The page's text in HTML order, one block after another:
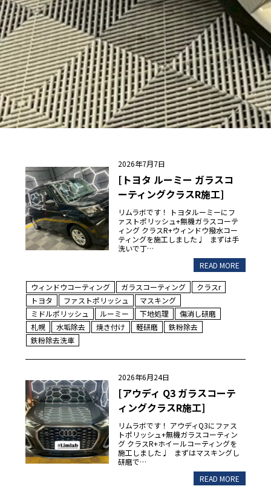
2026年7月7日
[トヨタ ルーミー ガラスコ
ーティングクラスR施工]
リムラボです！ トヨタルーミーにフ
ァストポリッシュ+無機ガラスコーテ
ィング クラスR+ウィンドウ撥水コー
ティングを施工しました♩ まずは手
洗いで丁…
READ MORE
ウィンドウコーティング ガラスコーティング
クラスr
トヨタ
ファストポリッシュ
マスキング
ミドルポリッシュ
ルーミー 下地処理
傷消し研磨
札幌
水垢除去 焼き付け 軽研磨
鉄粉除去
鉄粉除去洗車
2026年6月24日
[アウディ Q3 ガラスコーテ
ィングクラスR施工]
リムラボです！ アウディQ3にファス
トポリッシュ+無機ガラスコーティン
グ クラスR+ホイールコーティングを
施工しました♩ まずはマスキングし
研磨で…
READ MORE